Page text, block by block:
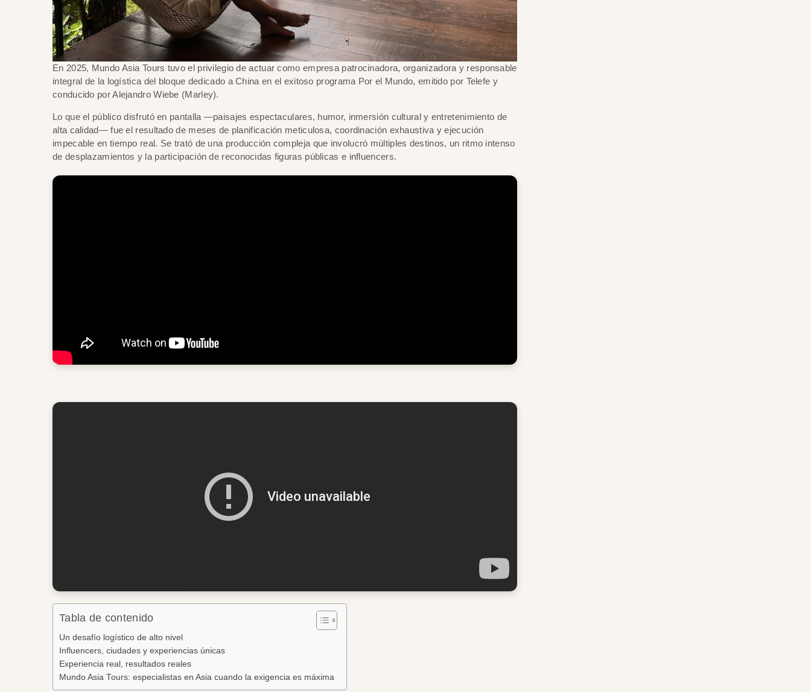
En 2025, Mundo Asia Tours tuvo el privilegio de actuar como empresa patrocinadora, organizadora y responsable
integral de la logística del bloque dedicado a China en el exitoso programa Por el Mundo, emitido por Telefe y
conducido por Alejandro Wiebe (Marley).
Lo que el público disfrutó en pantalla —paisajes espectaculares, humor, inmersión cultural y entretenimiento de
alta calidad— fue el resultado de meses de planificación meticulosa, coordinación exhaustiva y ejecución
impecable en tiempo real. Se trató de una producción compleja que involucró múltiples destinos, un ritmo intenso
de desplazamientos y la participación de reconocidas figuras públicas e influencers.
Tabla de contenido
Un desafío logístico de alto nivel
Influencers, ciudades y experiencias únicas
Experiencia real, resultados reales
Mundo Asia Tours: especialistas en Asia cuando la exigencia es máxima